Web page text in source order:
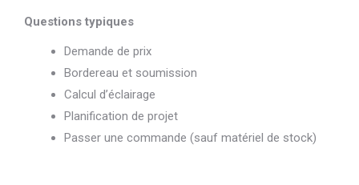
Questions typiques
Demande de prix
Bordereau et soumission
Calcul d’éclairage
Planification de projet
Passer une commande (sauf matériel de stock)